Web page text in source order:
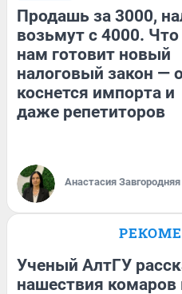
Продашь за 3000,
возьмут с 4000. Что
нам готовит новый
налоговый закон —
коснется импорта и
даже репетиторов
Анастасия Завгородняя
Ученый АлтГУ
нашествия комаров